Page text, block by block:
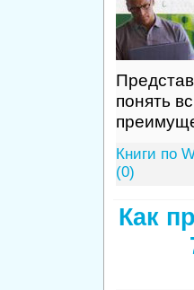
понять
Книги по
(0)
Как